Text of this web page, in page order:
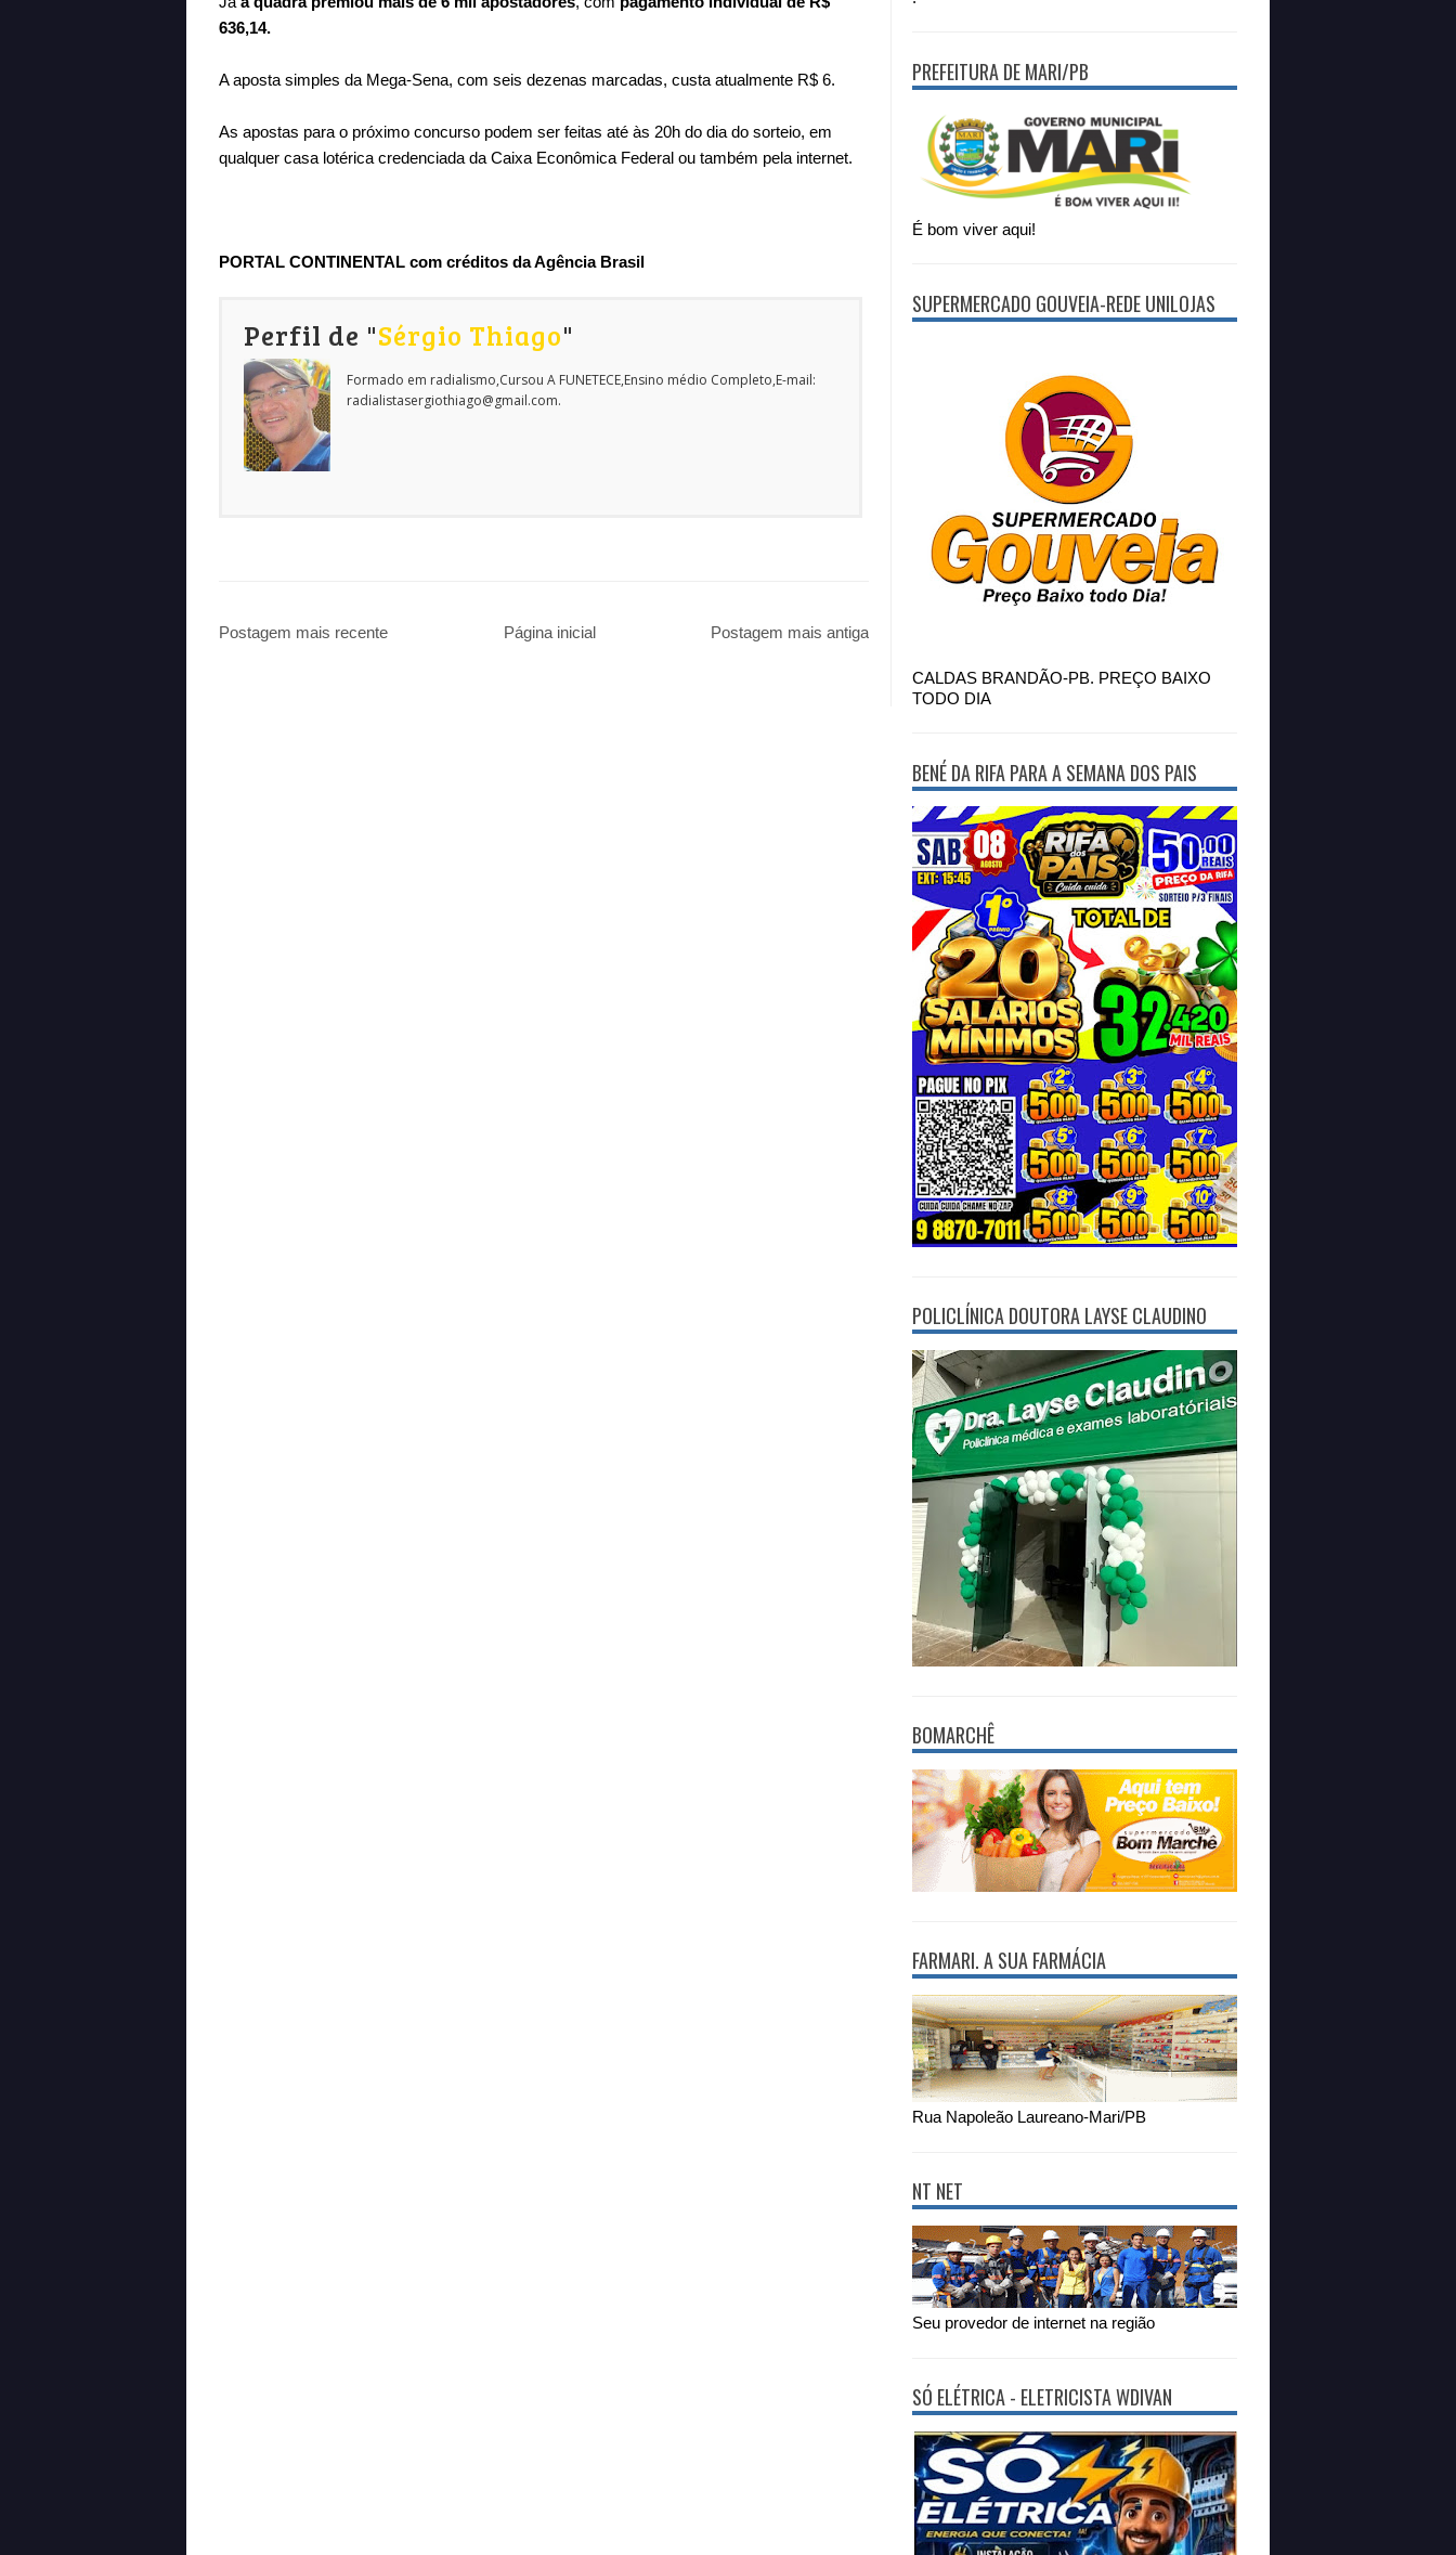
636,14.
A aposta simples da Mega-Sena, com seis dezenas marcadas, custa atualmente R$ 6.
As apostas para o próximo concurso podem ser feitas até às 20h do dia do sorteio, em
qualquer casa lotérica credenciada da Caixa Econômica Federal ou também pela internet.
PORTAL CONTINENTAL com créditos da Agência Brasil
Perfil de "Sérgio Thiago"
Formado em radialismo,Cursou A FUNETECE,Ensino médio Completo,E-mail:
radialistasergiothiago@gmail.com.
Postagem mais recente Postagem mais antiga
Página inicial
PREFEITURA DE MARI/PB
É bom viver aqui!
SUPERMERCADO GOUVEIA-REDE UNILOJAS
CALDAS BRANDÃO-PB. PREÇO BAIXO
TODO DIA
BENÉ DA RIFA PARA A SEMANA DOS PAIS
POLICLÍNICA DOUTORA LAYSE CLAUDINO
BOMARCHÊ
FARMARI. A SUA FARMÁCIA
Rua Napoleão Laureano-Mari/PB
NT NET
Seu provedor de internet na região
SÓ ELÉTRICA - ELETRICISTA WDIVAN